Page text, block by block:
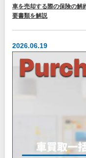
車を売却する際の保険の解
要書類を解説
2026.06.19